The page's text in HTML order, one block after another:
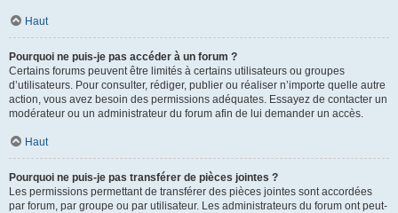
Haut
Pourquoi ne puis-je pas accéder à un forum ?
Certains forums peuvent être limités à certains utilisateurs ou groupes
d’utilisateurs. Pour consulter, rédiger, publier ou réaliser n’importe quelle autre
action, vous avez besoin des permissions adéquates. Essayez de contacter un
modérateur ou un administrateur du forum afin de lui demander un accès.
Haut
Pourquoi ne puis-je pas transférer de pièces jointes ?
Les permissions permettant de transférer des pièces jointes sont accordées
par forum, par groupe ou par utilisateur. Les administrateurs du forum ont peut-